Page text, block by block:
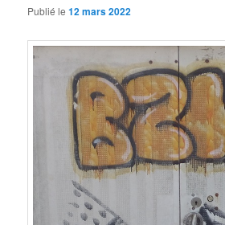
Publié le12 mars 2022